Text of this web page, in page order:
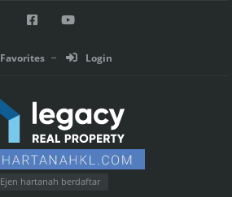
Favorites Login
Ejen hartanah berdaftar